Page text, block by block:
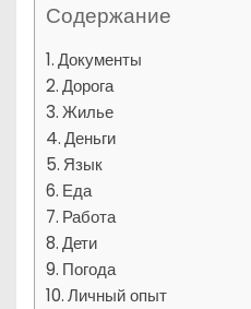
Содержание
Документы
Дорога
Жилье
Деньги
Язык
Еда
Работа
Дети
Погода
Личный опыт